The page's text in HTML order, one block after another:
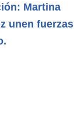
Martina
unen fuerzas